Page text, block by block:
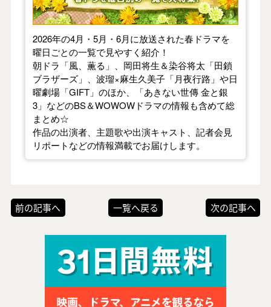
2026年の4月・5月・6月に放送された春ドラマを
曜日ごとの一覧で見やすく紹介！
朝ドラ「風、薫る」、岡田将生＆染谷将太「田鎖
ブラザーズ」、波瑠×麻生久美子「月夜行路」や日
曜劇場「GIFT」のほか、「あきない世傳 金と銀
3」などのBS＆WOWOWドラマの情報も含めて総
まとめ☆
作品の出演者、主題歌や出演キャスト、記者会見
リポートなどの情報満載でお届けします。
前の記事へ 一覧へ戻る 次の記事へ